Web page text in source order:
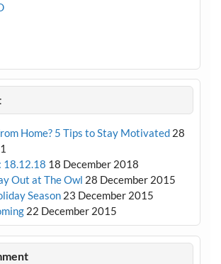
Home? 5 Tips to Stay Motivated 28
18.12.18 18 December 2018
Out at The Owl 28 December 2015
Season 23 December 2015
22 December 2015